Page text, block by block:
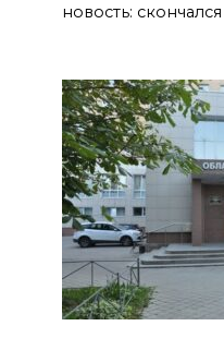
новость: скончался